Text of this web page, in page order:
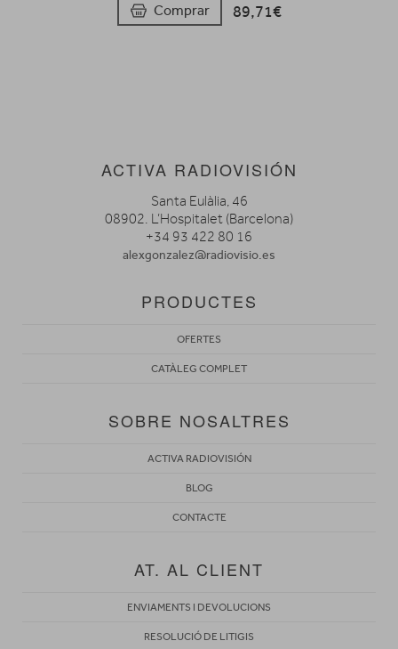
Comprar 89,71€
ACTIVA RADIOVISIÓN
Santa Eulàlia, 46
08902. L’Hospitalet (Barcelona)
+34 93 422 80 16
alexgonzalez@radiovisio.es
PRODUCTES
OFERTES
CATÀLEG COMPLET
SOBRE NOSALTRES
ACTIVA RADIOVISIÓN
BLOG
CONTACTE
AT. AL CLIENT
ENVIAMENTS I DEVOLUCIONS
RESOLUCIÓ DE LITIGIS